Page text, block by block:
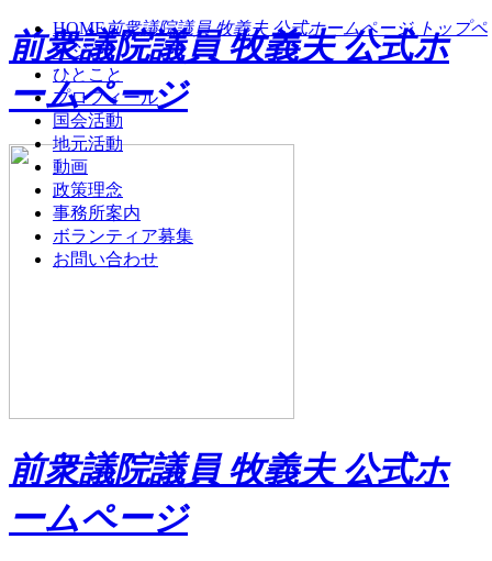
前衆議院議員 牧義夫 公式ホ
ームページ
前衆議院議員 牧義夫 公式ホ
ームページ
HOME前衆議院議員 牧義夫 公式ホームページ トップペ
ージ
ひとこと
プロフィール
国会活動
地元活動
動画
政策理念
事務所案内
ボランティア募集
お問い合わせ